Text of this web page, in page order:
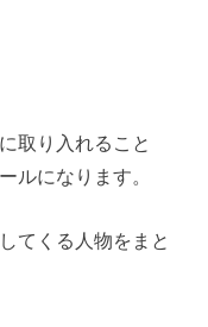
取り入れること
ルになります。
てくる人物をまと